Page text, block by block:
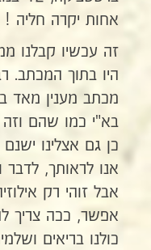
אחות יקרה חליה !
זה עכשיו קבלנו
היו בתוך המכתב.
מכתב מענין מאד
בא"י כמו שהם וזה
כן גם אצלינו
אנו לראותך,
אבל זוהי רק
אפשר, ככה צריך
כולנו בריאים